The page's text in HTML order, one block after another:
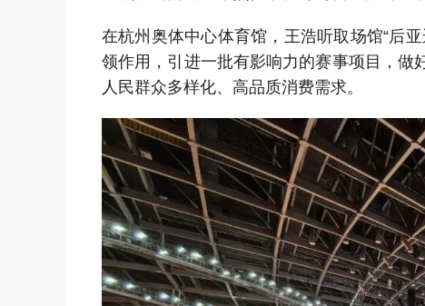
在杭州奥体中心体育馆，王浩听取场馆“后
领作用 ，引进一批有影响力的赛事项目，
人民群众多样化、高品质消费需求。